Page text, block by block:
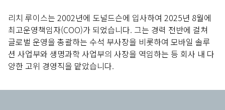
리치 루이스는 2002년에 도널드슨에 입사하여 2025년 8월에
최고운영책임자(COO)가 되었습니다. 그는 경력 전반에 걸쳐
글로벌 운영을 총괄하는 수석 부사장을 비롯하여 모바일 솔루
션 사업부와 생명과학 사업부의 사장을 역임하는 등 회사 내 다
양한 고위 경영직을 맡았습니다.